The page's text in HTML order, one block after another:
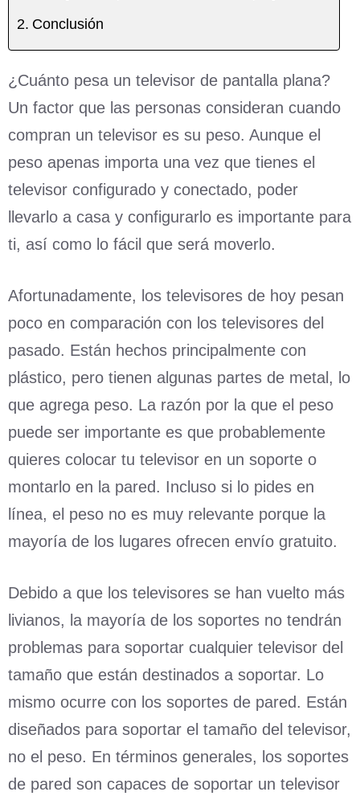
Conclusión
¿Cuánto pesa un televisor de pantalla plana?
Un factor que las personas consideran cuando
compran un televisor es su peso. Aunque el
peso apenas importa una vez que tienes el
televisor configurado y conectado, poder
llevarlo a casa y configurarlo es importante para
ti, así como lo fácil que será moverlo.
Afortunadamente, los televisores de hoy pesan
poco en comparación con los televisores del
pasado. Están hechos principalmente con
plástico, pero tienen algunas partes de metal, lo
que agrega peso. La razón por la que el peso
puede ser importante es que probablemente
quieres colocar tu televisor en un soporte o
montarlo en la pared. Incluso si lo pides en
línea, el peso no es muy relevante porque la
mayoría de los lugares ofrecen envío gratuito.
Debido a que los televisores se han vuelto más
livianos, la mayoría de los soportes no tendrán
problemas para soportar cualquier televisor del
tamaño que están destinados a soportar. Lo
mismo ocurre con los soportes de pared. Están
diseñados para soportar el tamaño del televisor,
no el peso. En términos generales, los soportes
de pared son capaces de soportar un televisor